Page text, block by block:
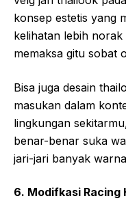
konsep estetis yang
kelihatan lebih
memaksa gitu sobat
Bisa juga desain
masukan dalam
lingkungan
benar-benar suka
jari-jari banyak
6. Modifkasi